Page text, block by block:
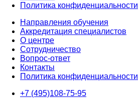
Политика конфиденциальности
Направления обучения
Аккредитация специалистов
О центре
Сотрудничество
Вопрос-ответ
Контакты
Политика конфиденциальности
+7 (495)108-75-95